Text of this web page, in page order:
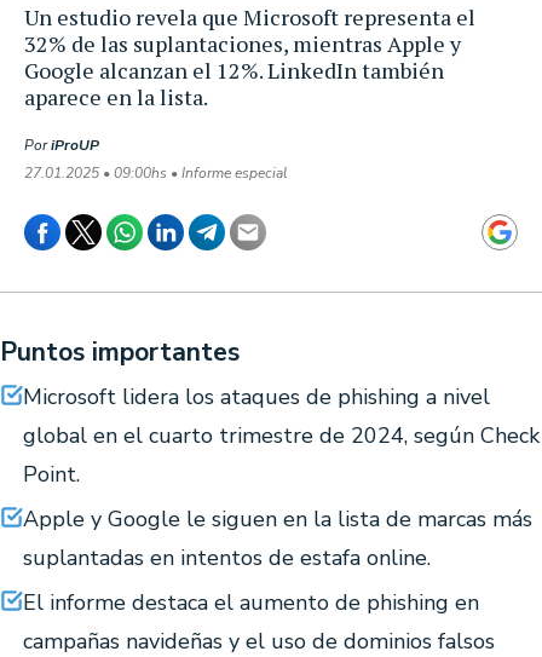
Un estudio revela que Microsoft representa el
32% de las suplantaciones, mientras Apple y
Google alcanzan el 12%. LinkedIn también
aparece en la lista.
PoriProUP
27.01.2025 • 09:00hs • Informe especial
Puntos importantes
Microsoft lidera los ataques de phishing a nivel
global en el cuarto trimestre de 2024, según Check
Point.
Apple y Google le siguen en la lista de marcas más
suplantadas en intentos de estafa online.
El informe destaca el aumento de phishing en
campañas navideñas y el uso de dominios falsos